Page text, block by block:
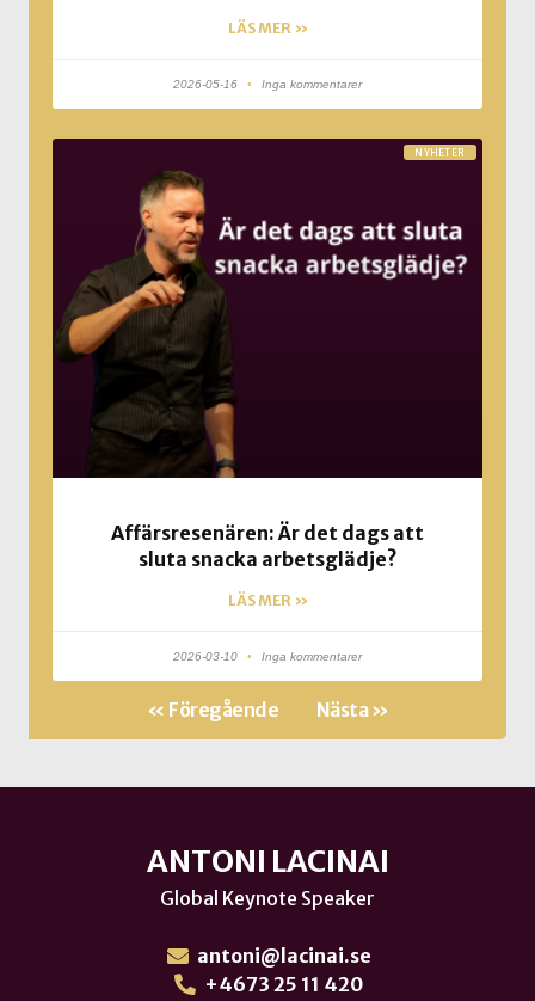
LÄS MER »
2026-05-16 Inga kommentarer
NYHETER
Affärsresenären: Är det dags att
sluta snacka arbetsglädje?
LÄS MER »
2026-03-10 Inga kommentarer
« Föregående Nästa »
ANTONI LACINAI
Global Keynote Speaker
antoni@lacinai.se
+4673 25 11 420